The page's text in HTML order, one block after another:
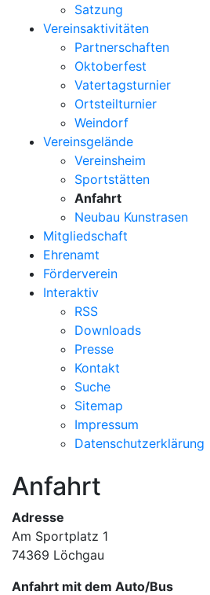
Satzung
Vereinsaktivitäten
Partnerschaften
Oktoberfest
Vatertagsturnier
Ortsteilturnier
Weindorf
Vereinsgelände
Vereinsheim
Sportstätten
Anfahrt
Neubau Kunstrasen
Mitgliedschaft
Ehrenamt
Förderverein
Interaktiv
RSS
Downloads
Presse
Kontakt
Suche
Sitemap
Impressum
Datenschutzerklärung
Anfahrt
Adresse
Am Sportplatz 1
74369 Löchgau
Anfahrt mit dem Auto/Bus